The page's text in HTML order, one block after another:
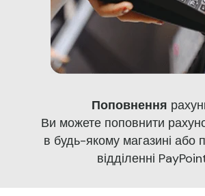
Поповнення
Ви можете поповнити
в будь-якому магазині або
відділенні